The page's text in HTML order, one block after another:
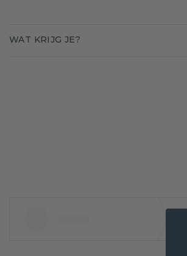
WAT KRIJG JE?